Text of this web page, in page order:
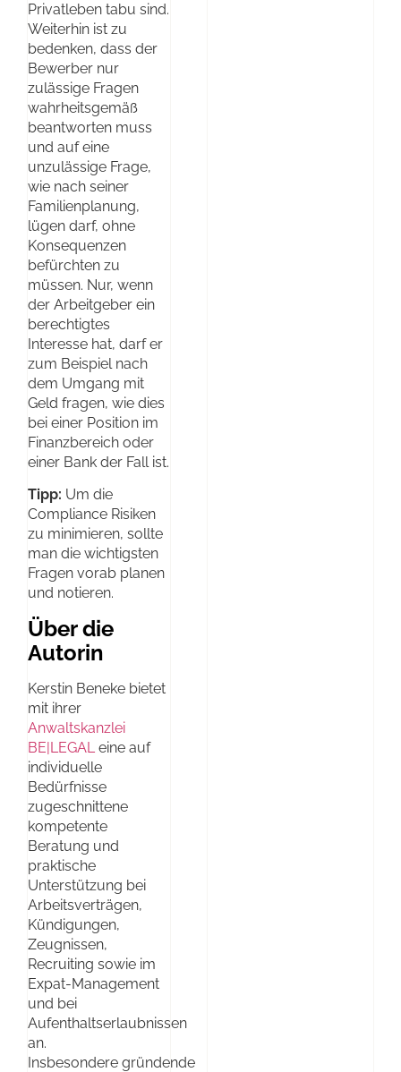
Privatleben tabu sind.
Weiterhin ist zu
bedenken, dass der
Bewerber nur
zulässige Fragen
wahrheitsgemäß
beantworten muss
und auf eine
unzulässige Frage,
wie nach seiner
Familienplanung,
lügen darf, ohne
Konsequenzen
befürchten zu
müssen. Nur, wenn
der Arbeitgeber ein
berechtigtes
Interesse hat, darf er
zum Beispiel nach
dem Umgang mit
Geld fragen, wie dies
bei einer Position im
Finanzbereich oder
einer Bank der Fall ist.
Tipp: Um die
Compliance Risiken
zu minimieren, sollte
man die wichtigsten
Fragen vorab planen
und notieren.
Über die
Autorin
Kerstin Beneke bietet
mit ihrer
Anwaltskanzlei
BE|LEGAL eine auf
individuelle
Bedürfnisse
zugeschnittene
kompetente
Beratung und
praktische
Unterstützung bei
Arbeitsverträgen,
Kündigungen,
Zeugnissen,
Recruiting sowie im
Expat-Management
und bei
Aufenthaltserlaubnissen
an.
Insbesondere gründende